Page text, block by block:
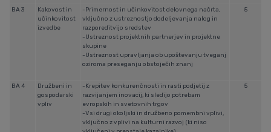
BA 3
Kakovost in
učinkovitost
izvedbe
-Primernost in učinkovitost delovnega načrta,
vključno z ustreznostjo dodeljevanja nalog in
razporeditvijo sredstev
-Ustreznost projektnih partnerjev in projektne
skupine
-Ustreznost upravljanja ob upoštevanju tveganj
oziroma preseganju obstoječih znanj
5
BA 4
Družbeni in
gospodarski
vpliv
-Krepitev konkurenčnosti in rasti podjetij z
razvijanjem inovacij, ki sledijo potrebam
evropskih in svetovnih trgov
-Vsi drugi okoljski in družbeno pomembni vplivi,
vključno z vplivi na kulturni razvoj (ki niso
5